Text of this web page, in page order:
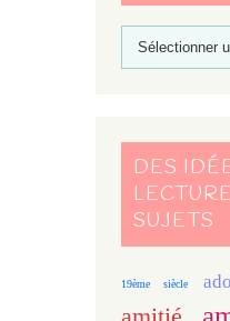
DES
SUJETS
19ème siècle